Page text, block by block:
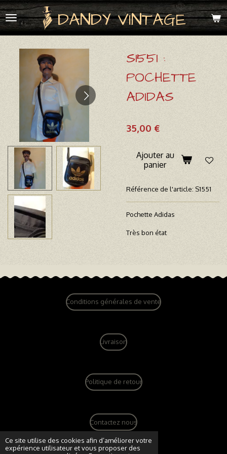
Ce site utilise des cookies afin d’améliorer votre
expérience utilisateur et vous proposer des
Passer
au
contenu
DANDY VINTAGE
S1551 :
POCHETTE
ADIDAS
35,00 €
Ajouter au
panier
Référence de l'article: S1551
Pochette Adidas
Très bon état
Conditions générales de vente
Livraison
Politique de retour
Contactez nous
© 2022 - 2026 dandy vintage boutique
Propulsé parWebador